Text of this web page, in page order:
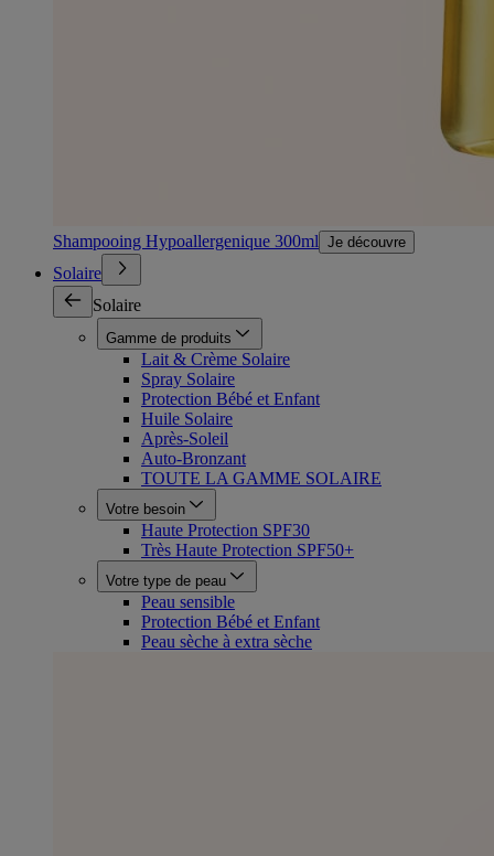
Shampooing Hypoallergenique 300ml Je découvre
Solaire
Solaire
Gamme de produits
Lait & Crème Solaire
Spray Solaire
Protection Bébé et Enfant
Huile Solaire
Après-Soleil
Auto-Bronzant
TOUTE LA GAMME SOLAIRE
Votre besoin
Haute Protection SPF30
Très Haute Protection SPF50+
Votre type de peau
Peau sensible
Protection Bébé et Enfant
Peau sèche à extra sèche